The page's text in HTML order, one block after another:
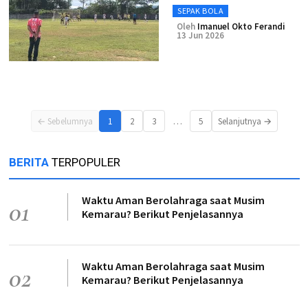
SEPAK BOLA
Oleh Imanuel Okto Ferandi
13 Jun 2026
← Sebelumnya 1 2 3 … 5 Selanjutnya →
BERITA TERPOPULER
01
Waktu Aman Berolahraga saat Musim
Kemarau? Berikut Penjelasannya
02
Waktu Aman Berolahraga saat Musim
Kemarau? Berikut Penjelasannya